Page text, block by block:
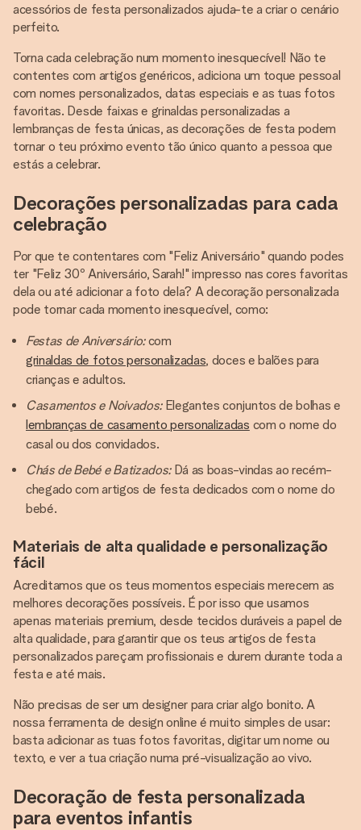
acessórios de festa personalizados ajuda-te a criar o cenário
perfeito.
Torna cada celebração num momento inesquecível! Não te
contentes com artigos genéricos, adiciona um toque pessoal
com nomes personalizados, datas especiais e as tuas fotos
favoritas. Desde faixas e grinaldas personalizadas a
lembranças de festa únicas, as decorações de festa podem
tornar o teu próximo evento tão único quanto a pessoa que
estás a celebrar.
Decorações personalizadas para cada
celebração
Por que te contentares com "Feliz Aniversário" quando podes
ter "Feliz 30º Aniversário, Sarah!" impresso nas cores favoritas
dela ou até adicionar a foto dela? A decoração personalizada
pode tornar cada momento inesquecível, como:
Festas de Aniversário:com
grinaldas de fotos personalizadas, doces e balões para
crianças e adultos.
Casamentos e Noivados:Elegantes conjuntos de bolhas e
lembranças de casamento personalizadas com o nome do
casal ou dos convidados.
Chás de Bebé e Batizados:Dá as boas-vindas ao recém-
chegado com artigos de festa dedicados com o nome do
bebé.
Materiais de alta qualidade e personalização
fácil
Acreditamos que os teus momentos especiais merecem as
melhores decorações possíveis. É por isso que usamos
apenas materiais premium, desde tecidos duráveis a papel de
alta qualidade, para garantir que os teus artigos de festa
personalizados pareçam profissionais e durem durante toda a
festa e até mais.
Não precisas de ser um designer para criar algo bonito. A
nossa ferramenta de design online é muito simples de usar:
basta adicionar as tuas fotos favoritas, digitar um nome ou
texto, e ver a tua criação numa pré-visualização ao vivo.
Decoração de festa personalizada
para eventos infantis